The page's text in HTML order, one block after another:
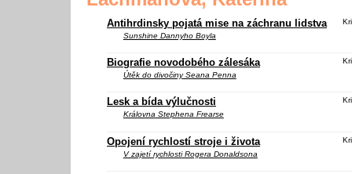
Antihrdinsky pojatá mise na záchranu lidstva
SunshineDannyho Boyla
Biografie novodobého zálesáka
Útěk do divočinySeana Penna
Lesk a bída výlučnosti
KrálovnaStephena Frearse
Opojení rychlostí stroje i života
V zajetí rychlostiRogera Donaldsona